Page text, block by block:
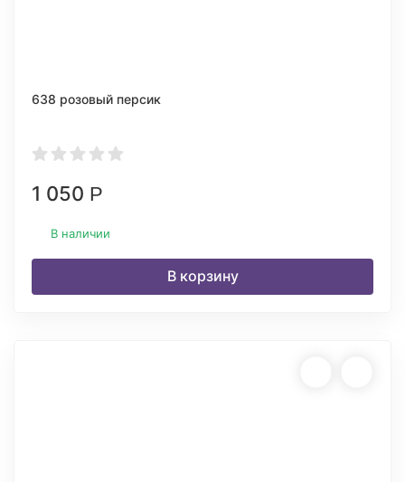
638 розовый персик
1 050 Р
В наличии
В корзину